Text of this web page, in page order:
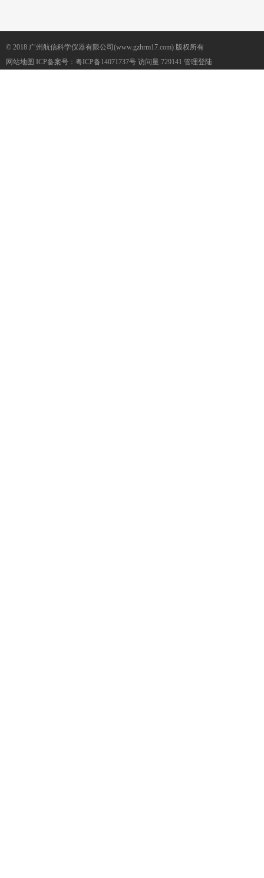
© 2018 广州航信科学仪器有限公司(www.gzhrm17.com) 版权所有
网站地图 ICP备案号： 粤ICP备14071737号 访问量:729141 管理登陆